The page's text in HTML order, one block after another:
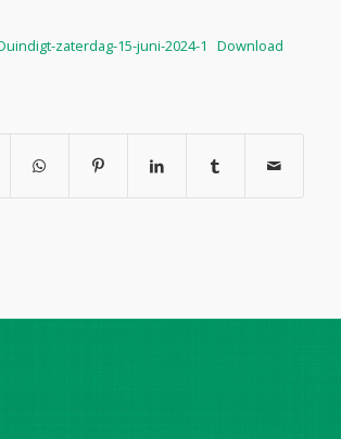
zaterdag-15-juni-2024-1 Download